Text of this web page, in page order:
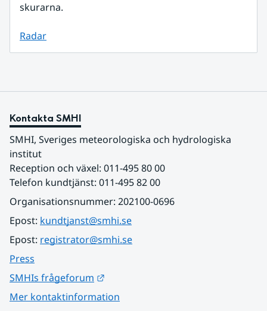
skurarna.
Radar
Kontakta SMHI
SMHI, Sveriges meteorologiska och hydrologiska
institut
Reception och växel: 011-495 80 00
Telefon kundtjänst: 011-495 82 00
Organisationsnummer: 202100-0696
Epost: kundtjanst@smhi.se
Epost: registrator@smhi.se
Press
SMHIs frågeforum
Mer kontaktinformation